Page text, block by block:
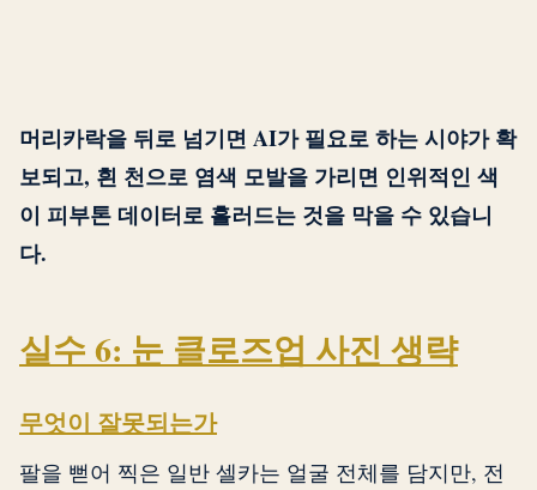
머리카락을 뒤로 넘기면 AI가 필요로 하는 시야가 확
보되고, 흰 천으로 염색 모발을 가리면 인위적인 색
이 피부톤 데이터로 흘러드는 것을 막을 수 있습니
다.
실수 6: 눈 클로즈업 사진 생략
무엇이 잘못되는가
팔을 뻗어 찍은 일반 셀카는 얼굴 전체를 담지만, 전